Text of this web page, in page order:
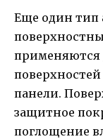
Еще один тип
применяются
панели.
защитное
поглощение